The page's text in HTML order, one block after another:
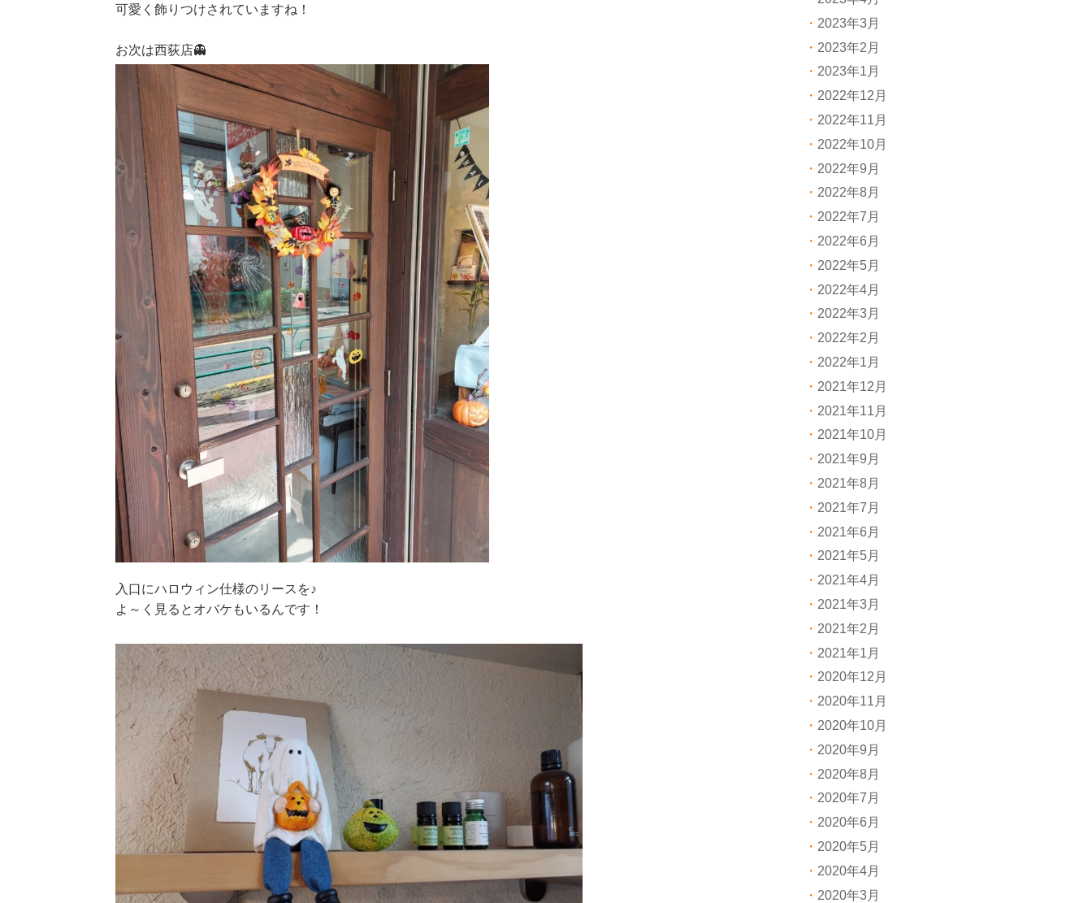
可愛く飾りつけされていますね！
お次は西荻店👻
入口にハロウィン仕様のリースを♪
よ～く見るとオバケもいるんです！
2023年3月
2023年2月
2023年1月
2022年12月
2022年11月
2022年10月
2022年9月
2022年8月
2022年7月
2022年6月
2022年5月
2022年4月
2022年3月
2022年2月
2022年1月
2021年12月
2021年11月
2021年10月
2021年9月
2021年8月
2021年7月
2021年6月
2021年5月
2021年4月
2021年3月
2021年2月
2021年1月
2020年12月
2020年11月
2020年10月
2020年9月
2020年8月
2020年7月
2020年6月
2020年5月
2020年4月
2020年3月